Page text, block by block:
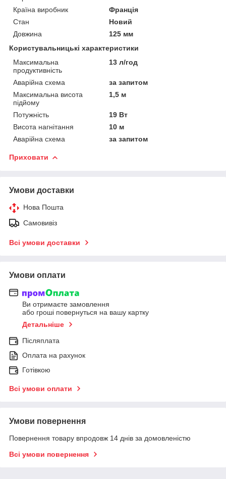
Країна виробник
Франція
Стан
Новий
Довжина
125 мм
Користувальницькі характеристики
Максимальна
продуктивність
13 л/год
Аварійна схема
за запитом
Максимальна висота
підйому
1,5 м
Потужність
19 Вт
Висота нагнітання
10 м
Аварійна схема
за запитом
Приховати
Умови доставки
Нова Пошта
Самовивіз
Всі умови доставки
Умови оплати
Ви отримаєте замовлення
або гроші повернуться на вашу картку
Детальніше
Післяплата
Оплата на рахунок
Готівкою
Всі умови оплати
Умови повернення
Повернення товару впродовж 14 днів за домовленістю
Всі умови повернення